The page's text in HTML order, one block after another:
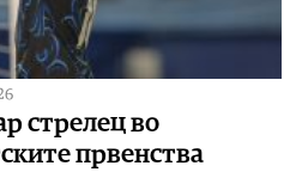
стрелец во
првенства